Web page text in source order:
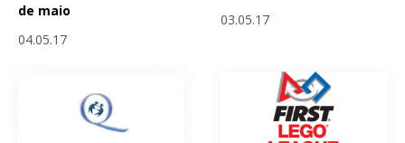
de maio
04.05.17
03.05.17